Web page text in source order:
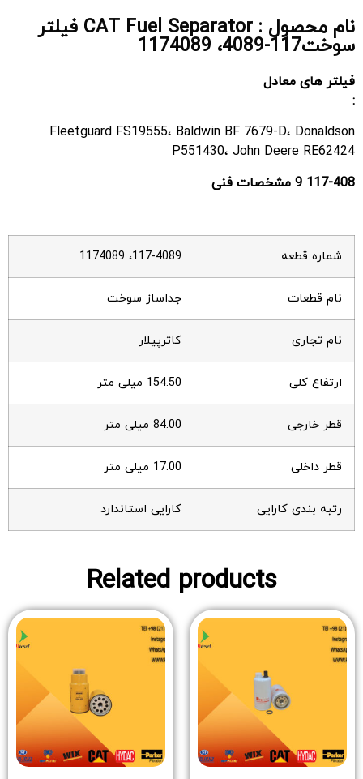
نام محصول : CAT Fuel Separator فیلتر
سوخت117-4089، 1174089
فیلتر های معادل
:
Fleetguard FS19555، Baldwin BF 7679-D، Donaldson
P551430، John Deere RE62424
117-408
شماره قطعه 117-4089، 1174089
نام قطعات جداساز سوخت
نام تجاری کاترپیلار
ارتفاع کلی 154.50 میلی متر
قطر خارجی 84.00 میلی متر
قطر داخلی 17.00 میلی متر
رتبه بندی کارایی کارایی استاندارد
Related products